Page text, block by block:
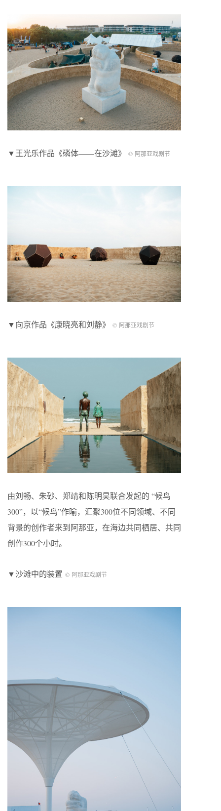
▼王光乐作品《磷体——在沙滩》 © 阿那亚戏剧节
▼向京作品《康晓亮和刘静》 © 阿那亚戏剧节
由刘畅、朱砂、郑靖和陈明昊联合发起的 “候鸟
300”，以“候鸟”作喻，汇聚300位不同领域、不同
背景的创作者来到阿那亚，在海边共同栖居、共同
创作300个小时。
▼沙滩中的装置 © 阿那亚戏剧节